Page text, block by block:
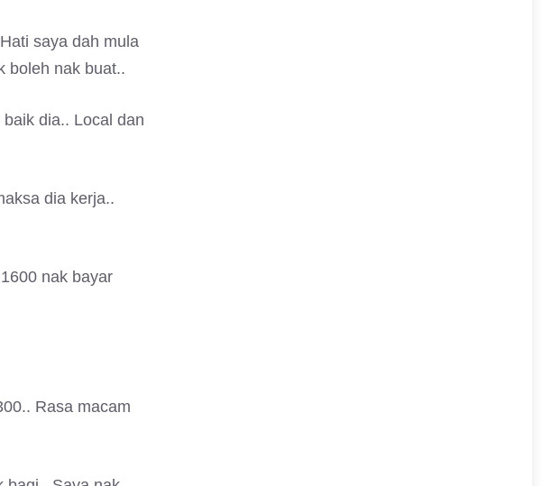
saya dah mula
boleh nak buat..
dia.. Local dan
dia kerja..
nak bayar
Rasa macam